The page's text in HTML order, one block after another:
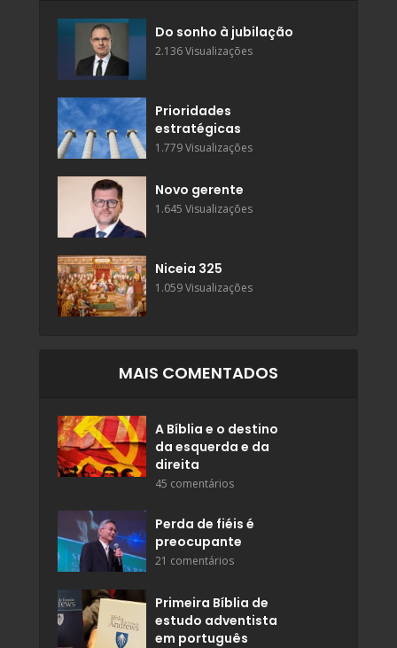
Do sonho à jubilação
2.136 Visualizações
Prioridades
estratégicas
1.779 Visualizações
Novo gerente
1.645 Visualizações
Niceia 325
1.059 Visualizações
MAIS COMENTADOS
A Bíblia e o destino
da esquerda e da
direita
45 comentários
Perda de fiéis é
preocupante
21 comentários
Primeira Bíblia de
estudo adventista
em português